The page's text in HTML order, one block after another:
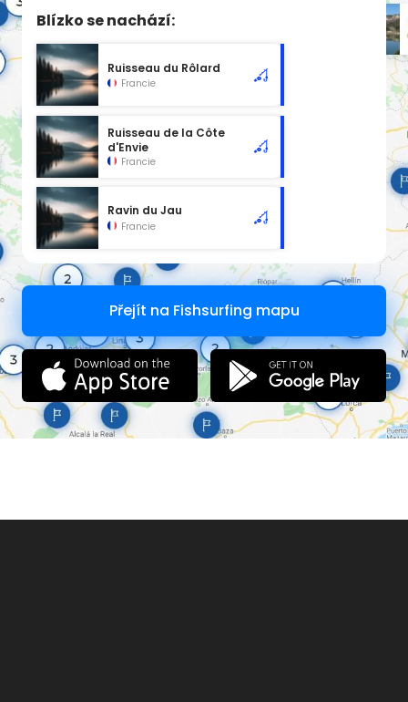
Cours d'eau en 2nd catégorie
Blízko se nachází:
Ruisseau du Rôlard
Francie
Ruisseau de la Côte
d'Envie
Francie
Ravin du Jau
Francie
Přejít na Fishsurfing mapu